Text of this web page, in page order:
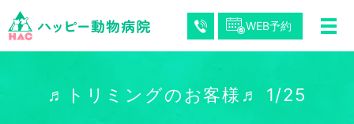
WEB予約
♬トリミングのお客様♬ 1/25